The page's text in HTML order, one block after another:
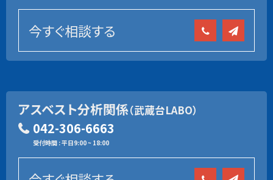
今すぐ相談する
アスベスト分析関係（武蔵台LABO）
042-306-6663
受付時間 : 平日9:00 ~ 18:00